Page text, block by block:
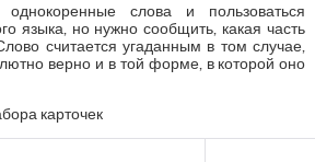
однокоренные слова и пользоваться
языка, но нужно сообщить, какая часть
считается угаданным в том случае,
верно и в той форме, в которой оно
карточек